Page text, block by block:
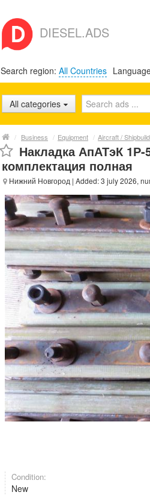
DIESEL.ADS
Search region: All Countries
All categories
/ Business / Equipment / Aircraft /
Накладка АпАТэК
комплектация полная
Нижний Новгород | Added: 3 july 2026,
Condition:
New